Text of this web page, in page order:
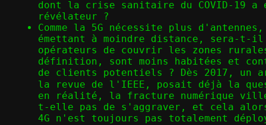
dont la crise sanitaire du COVID-19
révélateur ?
Comme la 5G nécessite plus
émettant à moindre distance, sera-t-
opérateurs de couvrir les zones
définition, sont moins habitées et
de clients potentiels ? Dès 2017, un
la revue de l'IEEE, posait déjà la
en réalité, la fracture numérique ville/
t-elle pas de s'aggraver, et cela alors
4G n'est toujours pas totalement